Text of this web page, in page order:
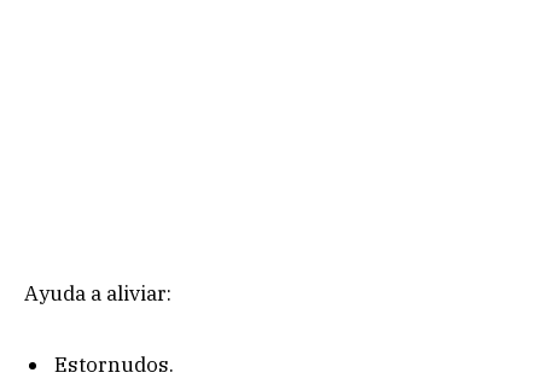
Ayuda a aliviar:
Estornudos.